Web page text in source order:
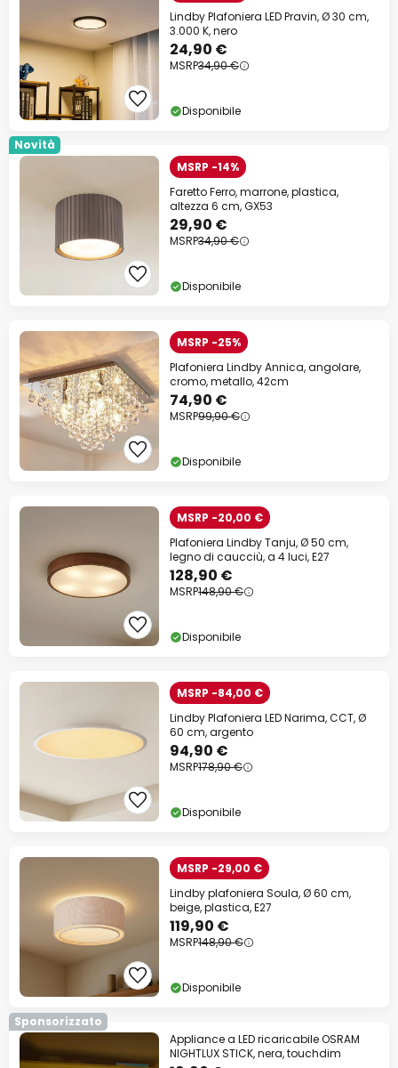
Lindby Plafoniera LED Pravin, Ø 30 cm,
3.000 K, nero
24,90 €
MSRP34,90 €
Disponibile
Novità
MSRP -14%
Faretto Ferro, marrone, plastica,
altezza 6 cm, GX53
29,90 €
MSRP34,90 €
Disponibile
MSRP -25%
Plafoniera Lindby Annica, angolare,
cromo, metallo, 42cm
74,90 €
MSRP99,90 €
Disponibile
MSRP -20,00 €
Plafoniera Lindby Tanju, Ø 50 cm,
legno di caucciù, a 4 luci, E27
128,90 €
MSRP148,90 €
Disponibile
MSRP -84,00 €
Lindby Plafoniera LED Narima, CCT, Ø
60 cm, argento
94,90 €
MSRP178,90 €
Disponibile
MSRP -29,00 €
Lindby plafoniera Soula, Ø 60 cm,
beige, plastica, E27
119,90 €
MSRP148,90 €
Disponibile
Sponsorizzato
Appliance a LED ricaricabile OSRAM
NIGHTLUX STICK, nera, touchdim